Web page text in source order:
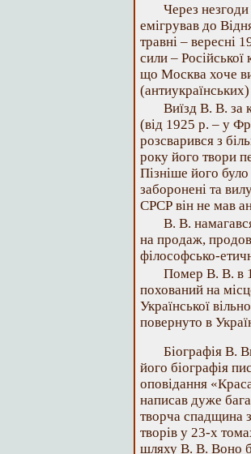
Через
емігрував до
травні – вересні
сили – Російської
що Москва хоче
(антиукраїнських)
Виїзд В. В. за
(від 1925 р. – у
розсварився з
року його твори
Пізніше його
заборонені та
СРСР він не мав
В. В.
на продаж,
філософсько-
Помер В. В. в
похований на
Української
повернуто в
Біографія В.
його біографія
оповідання
написав дуже
творча спадщина
творів у 23-х
шляху В. В. Воно